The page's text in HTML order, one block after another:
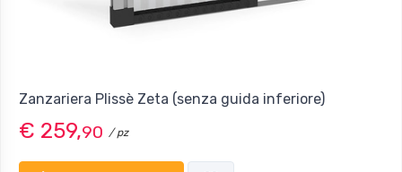
Zanzariera Plissè Zeta (senza guida inferiore)
€ 259,90 / pz